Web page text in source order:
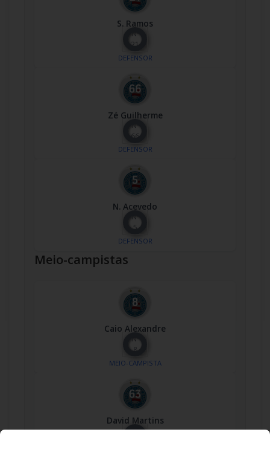
S. Ramos
Nº
21
DEFENSOR
Zé Guilherme
Nº
66
DEFENSOR
N. Acevedo
Nº
5
DEFENSOR
Meio-campistas
Caio Alexandre
Nº
8
MEIO-CAMPISTA
David Martins
Nº